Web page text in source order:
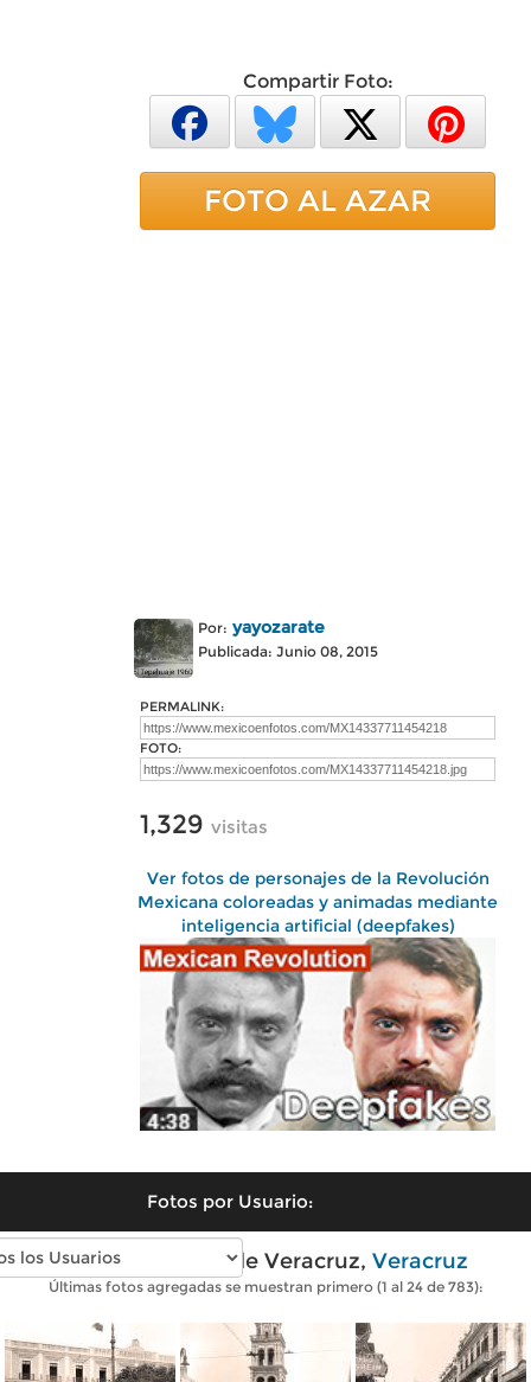
Compartir Foto:
FOTO AL AZAR
Por: yayozarate
Publicada: Junio 08, 2015
PERMALINK:
FOTO:
1,329 visitas
Ver fotos de personajes de la Revolución
Mexicana coloreadas y animadas mediante
inteligencia artificial (deepfakes)
Fotos por Usuario:
Fotos antiguas de Veracruz, Veracruz
Últimas fotos agregadas se muestran primero (1 al 24 de 783):